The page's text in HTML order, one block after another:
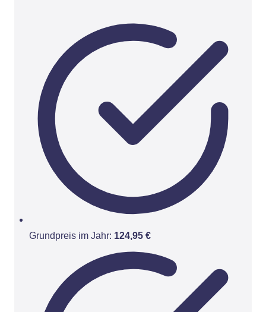
Grundpreis im Jahr: 124,95 €